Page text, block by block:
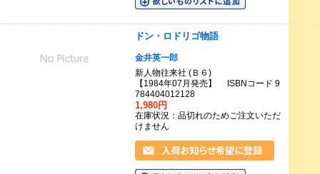
ドン・ロドリゴ物語
金井英一郎
新人物往来社 (Ｂ６)
【1984年07月発売】 ISBNコード 9
784404012128
1,980円
在庫状況：品切れのためご注文いただ
けません